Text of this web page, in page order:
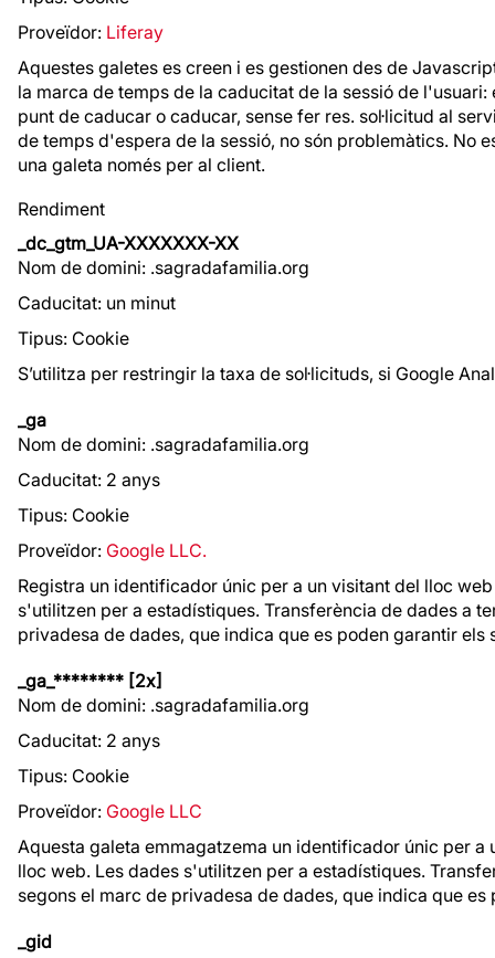
Proveïdor: Liferay
Aquestes galetes es creen i es gestionen des de
la marca de temps de la caducitat de la sessió de
punt de caducar o caducar, sense fer res. sol·licitud al
de temps d'espera de la sessió, no són problemàtics. No
una galeta només per al client.
Rendiment
_dc_gtm_UA-XXXXXXX-XX
Nom de domini: .sagradafamilia.org
Caducitat: un minut
Tipus: Cookie
S’utilitza per restringir la taxa de sol·licituds, si Google
_ga
Nom de domini: .sagradafamilia.org
Caducitat: 2 anys
Tipus: Cookie
Proveïdor: Google LLC.
Registra un identificador únic per a un visitant del lloc
s'utilitzen per a estadístiques. Transferència de dades a
privadesa de dades, que indica que es poden garantir els
_ga_******** [2x]
Nom de domini: .sagradafamilia.org
Caducitat: 2 anys
Tipus: Cookie
Proveïdor: Google LLC
Aquesta galeta emmagatzema un identificador únic per
lloc web. Les dades s'utilitzen per a estadístiques.
segons el marc de privadesa de dades, que indica que
_gid